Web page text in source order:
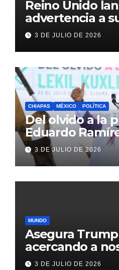
Reino Unido
advertencia a
antes del
Inglaterra en el
3 DE JULIO DE 2026
CHIAPAS MÉXICO POLÍTICA
Del olvido a la
Eduardo
transformación
con inversión
3 DE JULIO DE 2026
MUNDO
Asegura
acercando a
3 DE JULIO DE 2026